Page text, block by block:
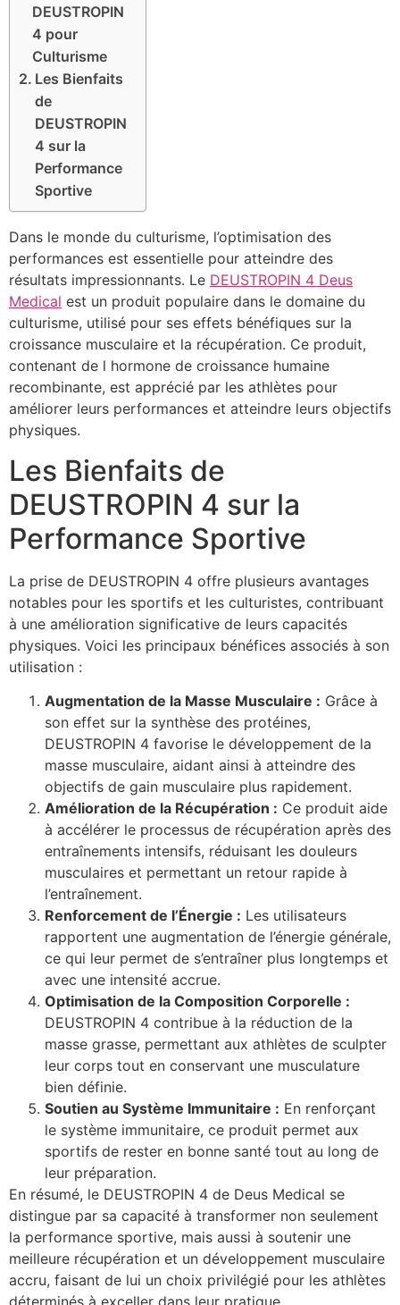
DEUSTROPIN
4 pour
Culturisme
Les Bienfaits
de
DEUSTROPIN
4 sur la
Performance
Sportive
Dans le monde du culturisme, l’optimisation des
performances est essentielle pour atteindre des
résultats impressionnants. Le DEUSTROPIN 4 Deus
Medical est un produit populaire dans le domaine du
culturisme, utilisé pour ses effets bénéfiques sur la
croissance musculaire et la récupération. Ce produit,
contenant de l hormone de croissance humaine
recombinante, est apprécié par les athlètes pour
améliorer leurs performances et atteindre leurs objectifs
physiques.
Les Bienfaits de
DEUSTROPIN 4 sur la
Performance Sportive
La prise de DEUSTROPIN 4 offre plusieurs avantages
notables pour les sportifs et les culturistes, contribuant
à une amélioration significative de leurs capacités
physiques. Voici les principaux bénéfices associés à son
utilisation :
Augmentation de la Masse Musculaire : Grâce à
son effet sur la synthèse des protéines,
DEUSTROPIN 4 favorise le développement de la
masse musculaire, aidant ainsi à atteindre des
objectifs de gain musculaire plus rapidement.
Amélioration de la Récupération : Ce produit aide
à accélérer le processus de récupération après des
entraînements intensifs, réduisant les douleurs
musculaires et permettant un retour rapide à
l’entraînement.
Renforcement de l’Énergie : Les utilisateurs
rapportent une augmentation de l’énergie générale,
ce qui leur permet de s’entraîner plus longtemps et
avec une intensité accrue.
Optimisation de la Composition Corporelle :
DEUSTROPIN 4 contribue à la réduction de la
masse grasse, permettant aux athlètes de sculpter
leur corps tout en conservant une musculature
bien définie.
Soutien au Système Immunitaire : En renforçant
le système immunitaire, ce produit permet aux
sportifs de rester en bonne santé tout au long de
leur préparation.
En résumé, le DEUSTROPIN 4 de Deus Medical se
distingue par sa capacité à transformer non seulement
la performance sportive, mais aussi à soutenir une
meilleure récupération et un développement musculaire
accru, faisant de lui un choix privilégié pour les athlètes
déterminés à exceller dans leur pratique.